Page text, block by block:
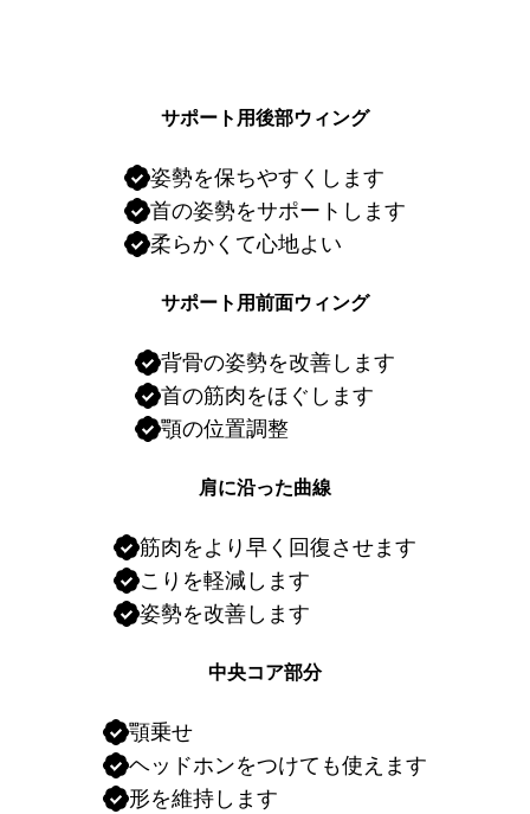
サポート用後部ウィング
姿勢を保ちやすくします
首の姿勢をサポートします
柔らかくて心地よい
サポート用前面ウィング
背骨の姿勢を改善します
首の筋肉をほぐします
顎の位置調整
肩に沿った曲線
筋肉をより早く回復させます
こりを軽減します
姿勢を改善します
中央コア部分
顎乗せ
ヘッドホンをつけても使えます
形を維持します